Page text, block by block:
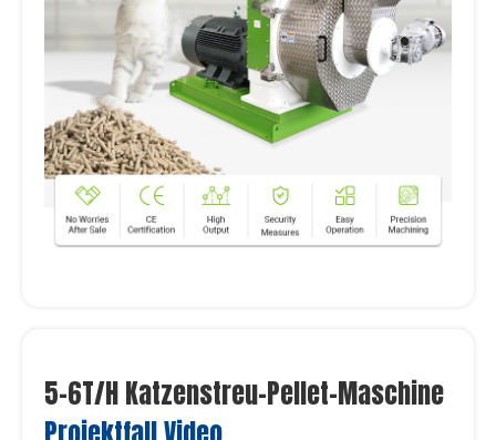
5-6T/H Katzenstreu-Pellet-Maschine